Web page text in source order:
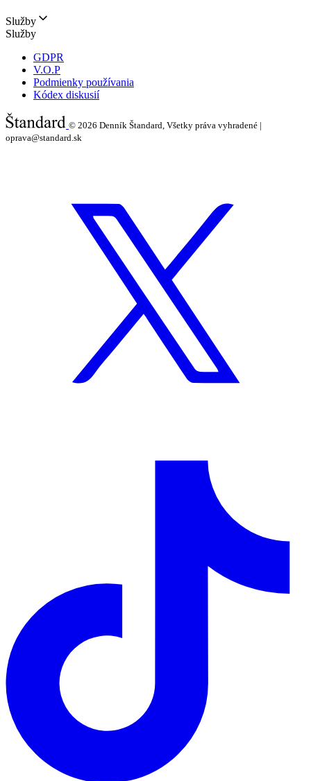
Služby
Služby
GDPR
V.O.P
Podmienky používania
Kódex diskusií
© 2026 Denník Štandard, Všetky práva vyhradené |
oprava@standard.sk